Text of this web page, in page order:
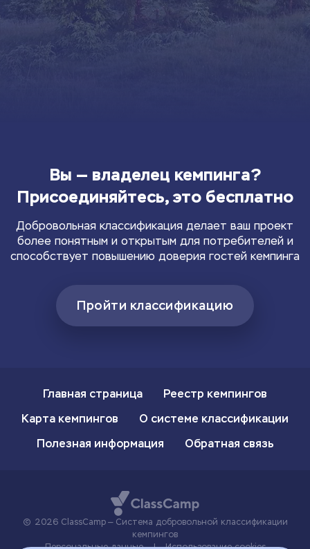
Вы — владелец кемпинга?
Присоединяйтесь, это бесплатно
Добровольная классификация делает ваш проект
более понятным и открытым для потребителей и
способствует повышению доверия гостей кемпинга
Пройти классификацию
Главная страница
Реестр кемпингов
Карта кемпингов
О системе классификации
Полезная информация
Обратная связь
2026 ClassCamp — Система добровольной классификации
кемпингов